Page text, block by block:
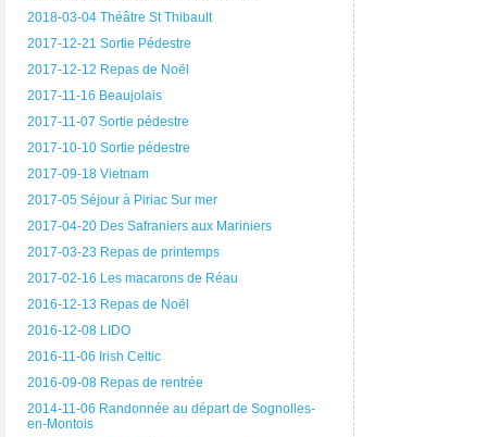
2018-03-04 Théâtre St Thibault
2017-12-21 Sortie Pédestre
2017-12-12 Repas de Noël
2017-11-16 Beaujolais
2017-11-07 Sortie pédestre
2017-10-10 Sortie pédestre
2017-09-18 Vietnam
2017-05 Séjour à Piriac Sur mer
2017-04-20 Des Safraniers aux Mariniers
2017-03-23 Repas de printemps
2017-02-16 Les macarons de Réau
2016-12-13 Repas de Noël
2016-12-08 LIDO
2016-11-06 Irish Celtic
2016-09-08 Repas de rentrée
2014-11-06 Randonnée au départ de Sognolles-
en-Montois